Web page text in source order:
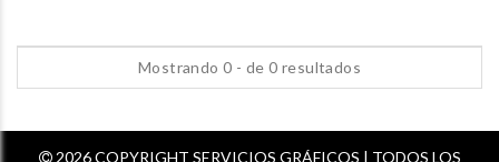
Mostrando 0 - de 0 resultados
2026 COPYRIGHT SERVICIOS GRÁFICOS | TODOS LOS